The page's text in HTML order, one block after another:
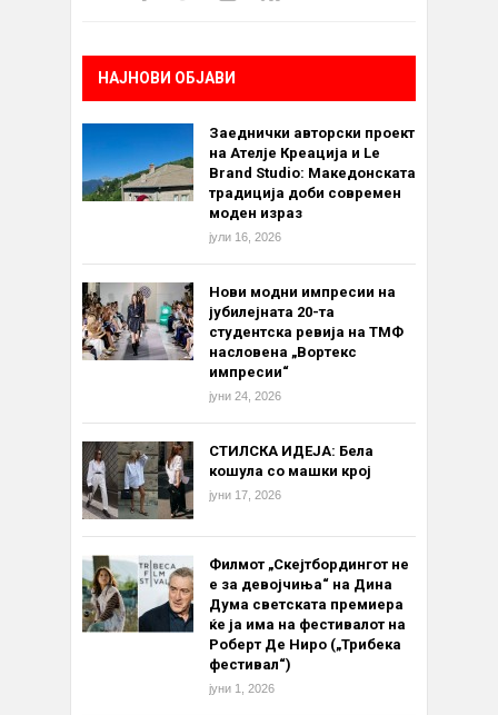
НАЈНОВИ ОБЈАВИ
Заеднички авторски проект
на Ателје Креација и Le
Brand Studio: Македонската
традиција доби современ
моден израз
јули 16, 2026
Нови модни импресии на
јубилејната 20-та
студентска ревија на ТМФ
насловена „Вортекс
импресии“
јуни 24, 2026
СТИЛСКА ИДЕЈА: Бела
кошула со машки крој
јуни 17, 2026
Филмот „Скејтбордингот не
е за девојчиња“ на Дина
Дума светската премиера
ќе ја има на фестивалот на
Роберт Де Ниро („Трибека
фестивал“)
јуни 1, 2026